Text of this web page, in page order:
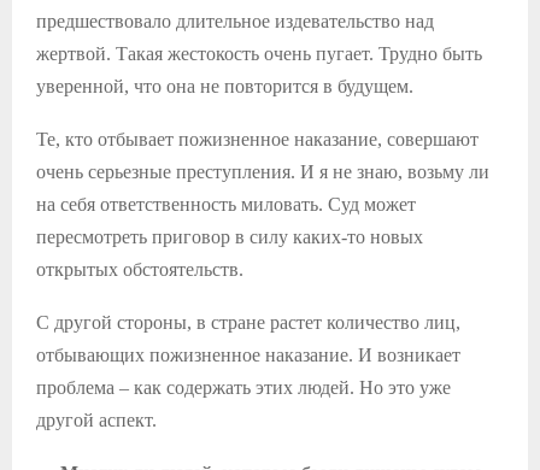
предшествовало длительное издевательство над
жертвой. Такая жестокость очень пугает. Трудно быть
уверенной, что она не повторится в будущем.
Те, кто отбывает пожизненное наказание, совершают
очень серьезные преступления. И я не знаю, возьму ли
на себя ответственность миловать. Суд может
пересмотреть приговор в силу каких-то новых
открытых обстоятельств.
С другой стороны, в стране растет количество лиц,
отбывающих пожизненное наказание. И возникает
проблема – как содержать этих людей. Но это уже
другой аспект.